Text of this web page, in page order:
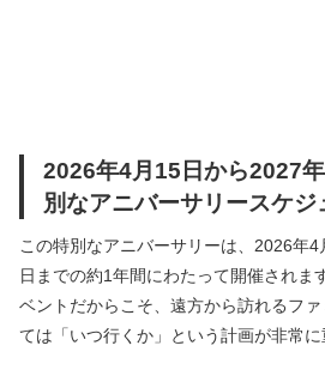
2026年4月15日から2027
別なアニバーサリースケジ
この特別なアニバーサリーは、2026年
日までの約1年間にわたって開催されま
ベントだからこそ、遠方から訪れるフ
ては「いつ行くか」という計画が非常に